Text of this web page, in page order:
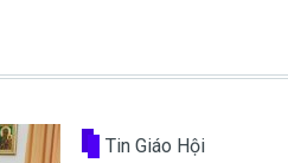
Tin Giáo Hội